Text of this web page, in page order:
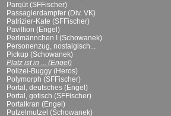
Parqüt (SFFischer)
Passagierdampfer (Div. VK)
Patrizier-Kate (SFFischer)
Pavillion (Engel)
Perlmännchen I (Schowanek)
Personenzug, nostalgisch...
Pickup (Schowanek)
Platz ist in ... (Engel)
Polizei-Buggy (Heros)
Polymorph (SFFischer)
Portal, deutsches (Engel)
Portal, gotisch (SFFischer)
Portalkran (Engel)
Putzelmutzel (Schowanek)